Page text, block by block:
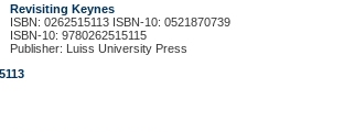
Revisiting Keynes
ISBN: 0262515113 ISBN-10: 0521870739
ISBN-10: 9780262515115
Publisher: Luiss University Press